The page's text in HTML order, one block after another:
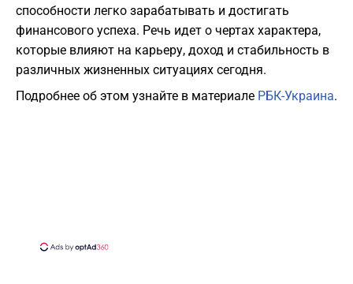
способности легко зарабатывать и достигать
финансового успеха. Речь идет о чертах характера,
которые влияют на карьеру, доход и стабильность в
различных жизненных ситуациях сегодня.
Подробнее об этом узнайте в материале РБК-Украина.